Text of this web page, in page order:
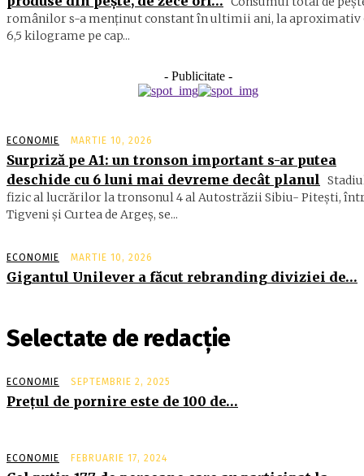
ro­mâ­nilor s-a menţinut constant în ul­timii ani, la aproximativ
6,5 ki­lograme pe cap...
- Publicitate -
ECONOMIE MARTIE 10, 2026
Surpriză pe A1: un tronson important s-ar putea
deschide cu 6 luni mai devreme decât planul
fizic al lucrărilor la tronsonul 4 al Autostrăzii Sibiu- Piteşti,
Tigveni şi Curtea de Argeş, se...
ECONOMIE MARTIE 10, 2026
Gigantul Unilever a făcut rebranding diviziei de…
Selectate de redacție
ECONOMIE SEPTEMBRIE 2, 2025
Preţul de pornire este de 100 de…
ECONOMIE FEBRUARIE 17, 2024